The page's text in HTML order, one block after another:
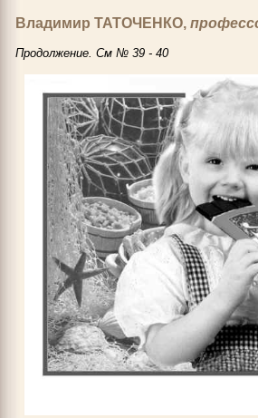
Владимир ТАТОЧЕНКО,
Продолжение. См № 39 - 40